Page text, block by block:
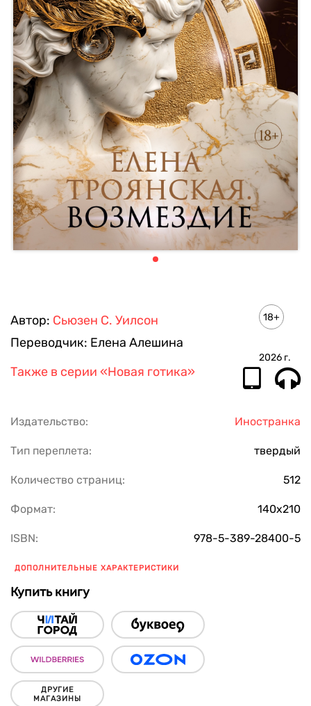
Автор: Сьюзен С. Уилсон
Переводчик: Елена Алешина
18+
2026 г.
Также в серии «Новая готика»
Издательство: Иностранка
Тип переплета: твердый
Количество страниц: 512
Формат: 140х210
ISBN: 978-5-389-28400-5
ДОПОЛНИТЕЛЬНЫЕ ХАРАКТЕРИСТИКИ
Купить книгу
ДРУГИЕ
МАГАЗИНЫ